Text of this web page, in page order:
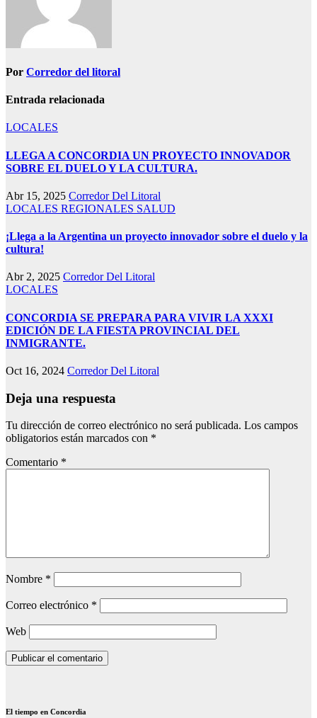
Por Corredor del litoral
Entrada relacionada
LOCALES
LLEGA A CONCORDIA UN PROYECTO INNOVADOR
SOBRE EL DUELO Y LA CULTURA.
Abr 15, 2025 Corredor Del Litoral
LOCALES REGIONALES SALUD
¡Llega a la Argentina un proyecto innovador sobre el duelo y la
cultura!
Abr 2, 2025 Corredor Del Litoral
LOCALES
CONCORDIA SE PREPARA PARA VIVIR LA XXXI
EDICIÓN DE LA FIESTA PROVINCIAL DEL
INMIGRANTE.
Oct 16, 2024 Corredor Del Litoral
Deja una respuesta
Tu dirección de correo electrónico no será publicada. Los campos
obligatorios están marcados con *
Comentario *
Nombre *
Correo electrónico *
Web
El tiempo en Concordia